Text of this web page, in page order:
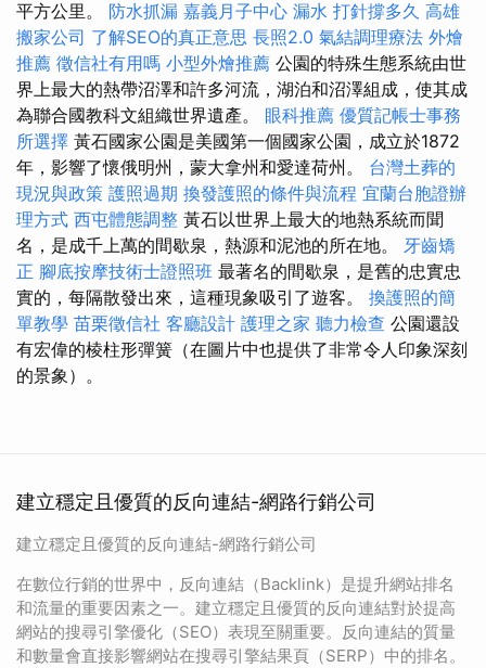
平方公里。 防水抓漏 嘉義月子中心 漏水 打針撐多久 高雄
搬家公司 了解SEO的真正意思 長照2.0 氣結調理療法 外燴
推薦 徵信社有用嗎 小型外燴推薦 公園的特殊生態系統由世
界上最大的熱帶沼澤和許多河流，湖泊和沼澤組成，使其成
為聯合國教科文組織世界遺產。 眼科推薦 優質記帳士事務
所選擇 黃石國家公園是美國第一個國家公園，成立於1872
年，影響了懷俄明州，蒙大拿州和愛達荷州。 台灣土葬的
現況與政策 護照過期 換發護照的條件與流程 宜蘭台胞證辦
理方式 西屯體態調整 黃石以世界上最大的地熱系統而聞
名，是成千上萬的間歇泉，熱源和泥池的所在地。 牙齒矯
正 腳底按摩技術士證照班 最著名的間歇泉，是舊的忠實忠
實的，每隔散發出來，這種現象吸引了遊客。 換護照的簡
單教學 苗栗徵信社 客廳設計 護理之家 聽力檢查 公園還設
有宏偉的棱柱形彈簧（在圖片中也提供了非常令人印象深刻
的景象）。
建立穩定且優質的反向連結-網路行銷公司
建立穩定且優質的反向連結-網路行銷公司
在數位行銷的世界中，反向連結（Backlink）是提升網站排名
和流量的重要因素之一。建立穩定且優質的反向連結對於提高
網站的搜尋引擎優化（SEO）表現至關重要。反向連結的質量
和數量會直接影響網站在搜尋引擎結果頁（SERP）中的排名。